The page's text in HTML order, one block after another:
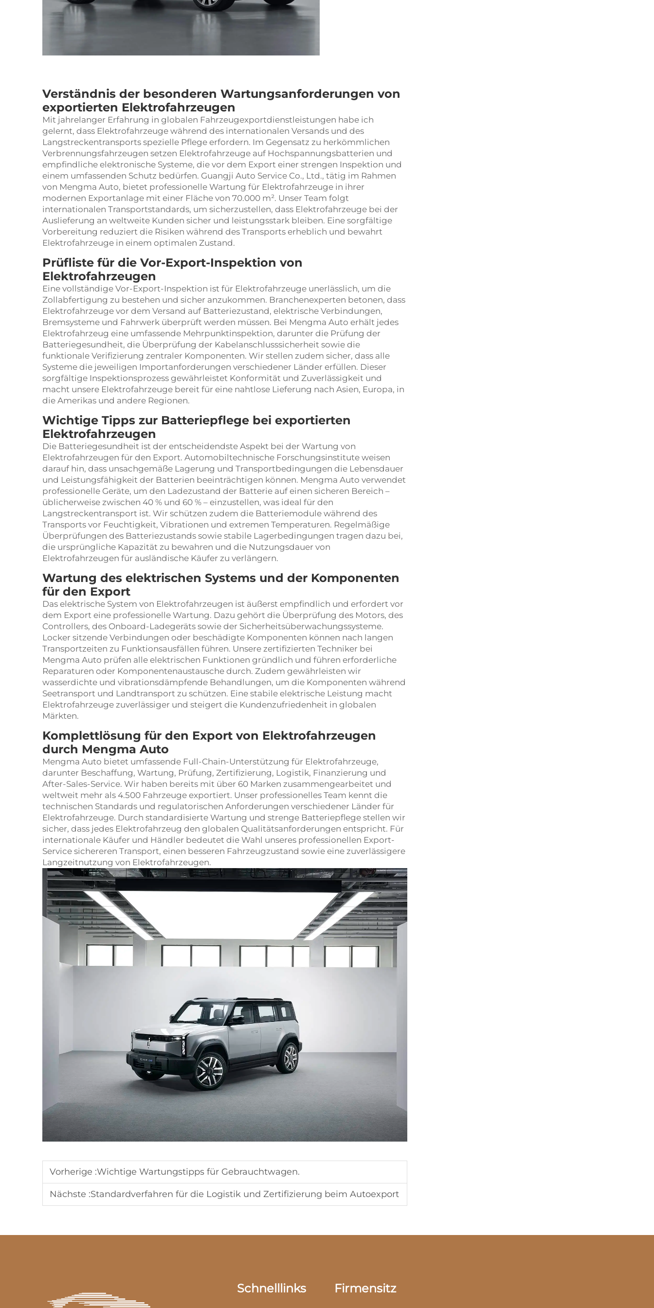
Verständnis der besonderen Wartungsanforderungen von
exportierten Elektrofahrzeugen
Mit jahrelanger Erfahrung in globalen Fahrzeugexportdienstleistungen habe ich
gelernt, dass Elektrofahrzeuge während des internationalen Versands und des
Langstreckentransports spezielle Pflege erfordern. Im Gegensatz zu herkömmlichen
Verbrennungsfahrzeugen setzen Elektrofahrzeuge auf Hochspannungsbatterien und
empfindliche elektronische Systeme, die vor dem Export einer strengen Inspektion und
einem umfassenden Schutz bedürfen. Guangji Auto Service Co., Ltd., tätig im Rahmen
von Mengma Auto, bietet professionelle Wartung für Elektrofahrzeuge in ihrer
modernen Exportanlage mit einer Fläche von 70.000 m². Unser Team folgt
internationalen Transportstandards, um sicherzustellen, dass Elektrofahrzeuge bei der
Auslieferung an weltweite Kunden sicher und leistungsstark bleiben. Eine sorgfältige
Vorbereitung reduziert die Risiken während des Transports erheblich und bewahrt
Elektrofahrzeuge in einem optimalen Zustand.
Prüfliste für die Vor-Export-Inspektion von
Elektrofahrzeugen
Eine vollständige Vor-Export-Inspektion ist für Elektrofahrzeuge unerlässlich, um die
Zollabfertigung zu bestehen und sicher anzukommen. Branchenexperten betonen, dass
Elektrofahrzeuge vor dem Versand auf Batteriezustand, elektrische Verbindungen,
Bremsysteme und Fahrwerk überprüft werden müssen. Bei Mengma Auto erhält jedes
Elektrofahrzeug eine umfassende Mehrpunktinspektion, darunter die Prüfung der
Batteriegesundheit, die Überprüfung der Kabelanschlusssicherheit sowie die
funktionale Verifizierung zentraler Komponenten. Wir stellen zudem sicher, dass alle
Systeme die jeweiligen Importanforderungen verschiedener Länder erfüllen. Dieser
sorgfältige Inspektionsprozess gewährleistet Konformität und Zuverlässigkeit und
macht unsere Elektrofahrzeuge bereit für eine nahtlose Lieferung nach Asien, Europa, in
die Amerikas und andere Regionen.
Wichtige Tipps zur Batteriepflege bei exportierten
Elektrofahrzeugen
Die Batteriegesundheit ist der entscheidendste Aspekt bei der Wartung von
Elektrofahrzeugen für den Export. Automobiltechnische Forschungsinstitute weisen
darauf hin, dass unsachgemäße Lagerung und Transportbedingungen die Lebensdauer
und Leistungsfähigkeit der Batterien beeinträchtigen können. Mengma Auto verwendet
professionelle Geräte, um den Ladezustand der Batterie auf einen sicheren Bereich –
üblicherweise zwischen 40 % und 60 % – einzustellen, was ideal für den
Langstreckentransport ist. Wir schützen zudem die Batteriemodule während des
Transports vor Feuchtigkeit, Vibrationen und extremen Temperaturen. Regelmäßige
Überprüfungen des Batteriezustands sowie stabile Lagerbedingungen tragen dazu bei,
die ursprüngliche Kapazität zu bewahren und die Nutzungsdauer von
Elektrofahrzeugen für ausländische Käufer zu verlängern.
Wartung des elektrischen Systems und der Komponenten
für den Export
Das elektrische System von Elektrofahrzeugen ist äußerst empfindlich und erfordert vor
dem Export eine professionelle Wartung. Dazu gehört die Überprüfung des Motors, des
Controllers, des Onboard-Ladegeräts sowie der Sicherheitsüberwachungssysteme.
Locker sitzende Verbindungen oder beschädigte Komponenten können nach langen
Transportzeiten zu Funktionsausfällen führen. Unsere zertifizierten Techniker bei
Mengma Auto prüfen alle elektrischen Funktionen gründlich und führen erforderliche
Reparaturen oder Komponentenaustausche durch. Zudem gewährleisten wir
wasserdichte und vibrationsdämpfende Behandlungen, um die Komponenten während
Seetransport und Landtransport zu schützen. Eine stabile elektrische Leistung macht
Elektrofahrzeuge zuverlässiger und steigert die Kundenzufriedenheit in globalen
Märkten.
Komplettlösung für den Export von Elektrofahrzeugen
durch Mengma Auto
Mengma Auto bietet umfassende Full-Chain-Unterstützung für Elektrofahrzeuge,
darunter Beschaffung, Wartung, Prüfung, Zertifizierung, Logistik, Finanzierung und
After-Sales-Service. Wir haben bereits mit über 60 Marken zusammengearbeitet und
weltweit mehr als 4.500 Fahrzeuge exportiert. Unser professionelles Team kennt die
technischen Standards und regulatorischen Anforderungen verschiedener Länder für
Elektrofahrzeuge. Durch standardisierte Wartung und strenge Batteriepflege stellen wir
sicher, dass jedes Elektrofahrzeug den globalen Qualitätsanforderungen entspricht. Für
internationale Käufer und Händler bedeutet die Wahl unseres professionellen Export-
Service sichereren Transport, einen besseren Fahrzeugzustand sowie eine zuverlässigere
Langzeitnutzung von Elektrofahrzeugen.
Vorherige :Wichtige Wartungstipps für Gebrauchtwagen.
Nächste :Standardverfahren für die Logistik und Zertifizierung beim Autoexport
Schnelllinks Firmensitz